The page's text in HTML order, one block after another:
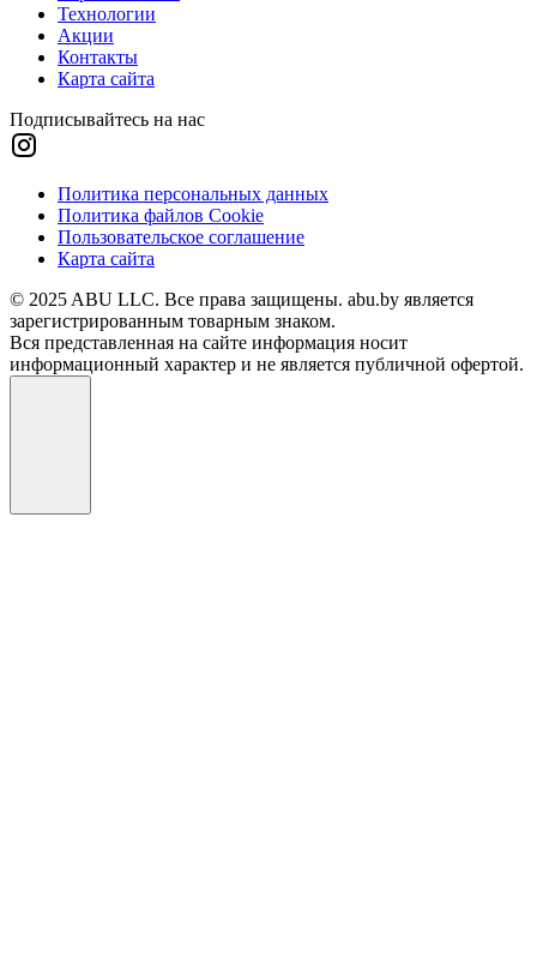
Технологии
Акции
Контакты
Карта сайта
Подписывайтесь на нас
Политика персональных данных
Политика файлов Cookie
Пользовательское соглашение
Карта сайта
© 2025 ABU LLC. Все права защищены. abu.by является
зарегистрированным товарным знаком.
Вся представленная на сайте информация носит
информационный характер и не является публичной офертой.